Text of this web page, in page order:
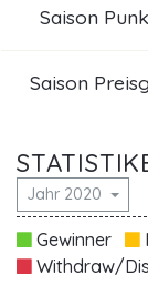
Saison
Saison
Jahr 2020
Gewinner
Withdraw/